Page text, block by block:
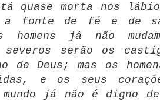
quase morta nos
a fonte de fé e de
já não
severos serão os
de Deus; mas os
e os seus
já não é digno de